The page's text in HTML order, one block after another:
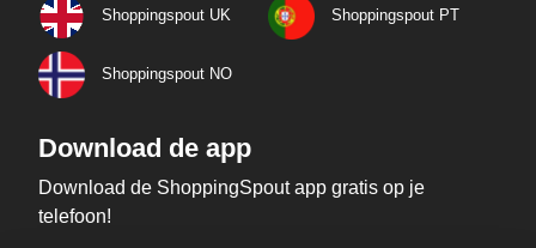
Shoppingspout UK Shoppingspout PT
Shoppingspout NO
Download de app
Download de ShoppingSpout app gratis op je
telefoon!